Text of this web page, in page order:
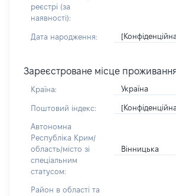
реєстрі (за
наявності):
Дата народження:
Зареєстроване місце
Країна: Україна
Поштовий індекс:
Автономна
Республіка Крим/
область/місто зі
спеціальним
статусом:
Вінницька
Район в області та